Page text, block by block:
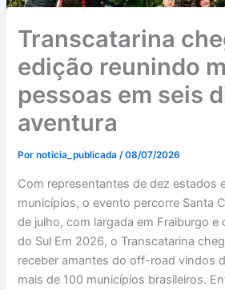
Transcatarina
edição reunindo
pessoas em seis
aventura
Pornoticia_publicada/08/07/2026
Com representantes de dez estados
municípios, o evento percorre Santa
de julho, com largada em Fraiburgo e
do Sul Em 2026, o Transcatarina
receber amantes do off-road vindos
mais de 100 municípios brasileiros.